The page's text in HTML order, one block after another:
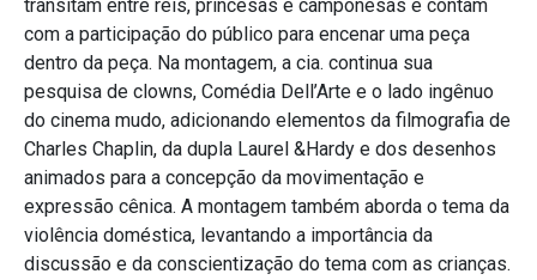
transitam entre reis, princesas e camponesas e contam
com a participação do público para encenar uma peça
dentro da peça. Na montagem, a cia. continua sua
pesquisa de clowns, Comédia Dell’Arte e o lado ingênuo
do cinema mudo, adicionando elementos da filmografia de
Charles Chaplin, da dupla Laurel &Hardy e dos desenhos
animados para a concepção da movimentação e
expressão cênica. A montagem também aborda o tema da
violência doméstica, levantando a importância da
discussão e da conscientização do tema com as crianças.